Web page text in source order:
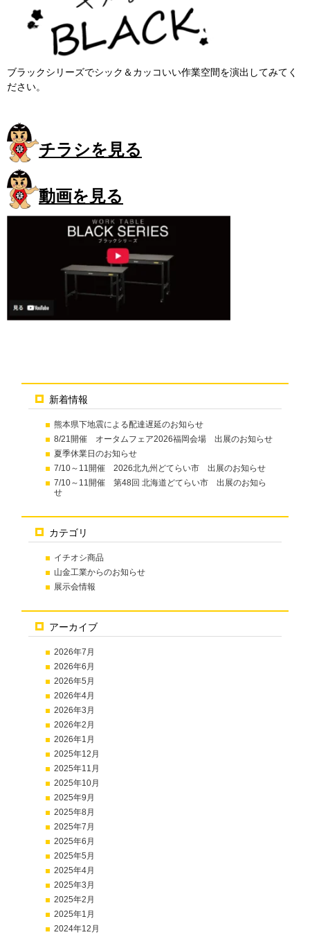
新着情報
熊本県下地震による配達遅延のお知らせ
8/21開催 オータムフェア2026福岡会場 出展のお知らせ
夏季休業日のお知らせ
7/10～11開催 2026北九州どてらい市 出展のお知らせ
7/10～11開催 第48回 北海道どてらい市 出展のお知ら
せ
カテゴリ
イチオシ商品
山金工業からのお知らせ
展示会情報
アーカイブ
2026年7月
2026年6月
2026年5月
2026年4月
2026年3月
2026年2月
2026年1月
2025年12月
2025年11月
2025年10月
2025年9月
2025年8月
2025年7月
2025年6月
2025年5月
2025年4月
2025年3月
2025年2月
2025年1月
2024年12月
ブラックシリーズでシック＆カッコいい作業空間を演出してみてく
ださい。
チラシを見る
動画を見る